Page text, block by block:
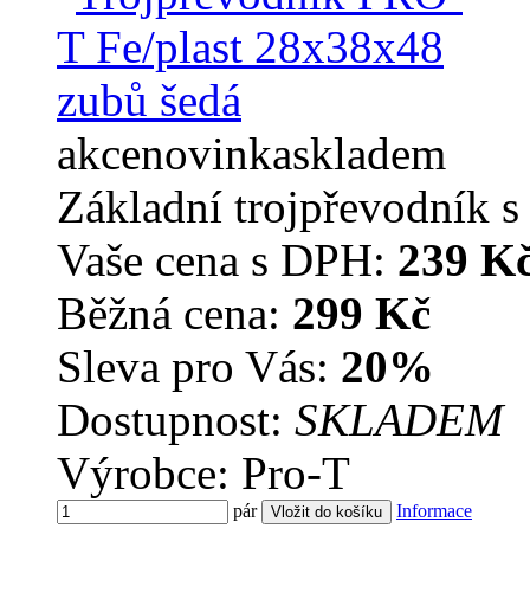
akcenovinkaskladem
Základní trojpřevodník
Vaše cena s DPH: 239
Běžná cena: 299 Kč
Sleva pro Vás: 20%
Dostupnost: SKLADEM
Výrobce: Pro-T
pár Informace